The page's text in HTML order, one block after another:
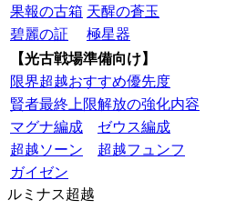
果報の古箱 天醒の蒼玉
碧麗の証
極星器
【光古戦場準備向け】
限界超越おすすめ優先度
賢者最終上限解放の強化内容
マグナ編成
ゼウス編成
超越ソーン
超越フュンフ
ガイゼン
ルミナス超越